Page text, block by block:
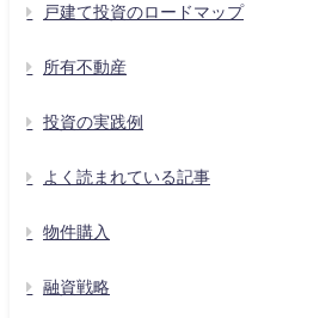
戸建て投資のロードマップ
所有不動産
投資の実践例
よく読まれている記事
物件購入
融資戦略